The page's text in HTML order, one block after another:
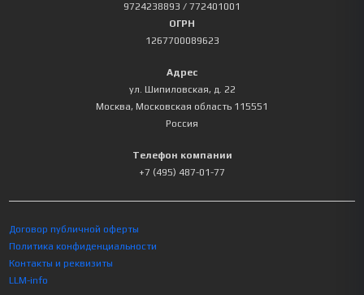
9724238893 / 772401001
ОГРН
1267700089623
Адрес
ул. Шипиловская, д. 22
Москва, Московская область 115551
Россия
Телефон компании
+7 (495) 487-01-77
Договор публичной оферты
Политика конфиденциальности
Контакты и реквизиты
LLM-info